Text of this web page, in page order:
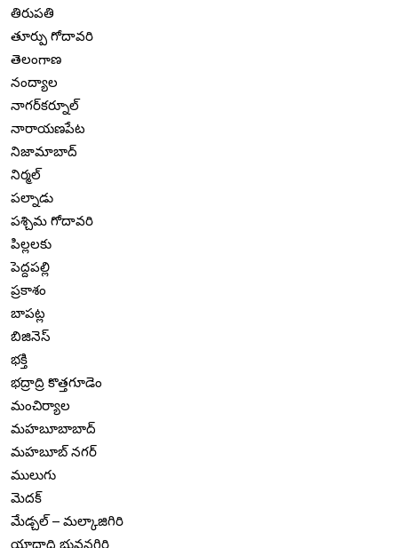
తిరుపతి
తూర్పు గోదావరి
తెలంగాణ
నంద్యాల
నాగర్‌కర్నూల్
నారాయణపేట
నిజామాబాద్
నిర్మల్
పల్నాడు
పశ్చిమ గోదావరి
పిల్లలకు
పెద్దపల్లి
ప్రకాశం
బాపట్ల
బిజినెస్
భక్తి
భద్రాద్రి కొత్తగూడెం
మంచిర్యాల
మహబూబాబాద్
మహబూబ్ నగర్
ములుగు
మెదక్
మేడ్చల్ – మల్కాజిగిరి
యాదాద్రి భువనగిరి